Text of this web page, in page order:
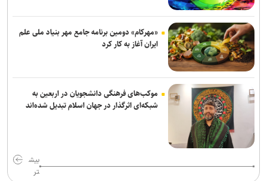
«مهرکام» دومین برنامه جامع مهر بنیاد ملی علم
ایران آغاز به کار کرد
موکب‌های فرهنگی دانشجویان در اربعین به
شبکه‌ای اثرگذار در جهان اسلام تبدیل شده‌اند
بیش
تر